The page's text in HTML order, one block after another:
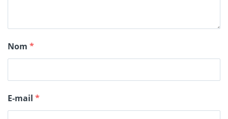
Nom *
E-mail *